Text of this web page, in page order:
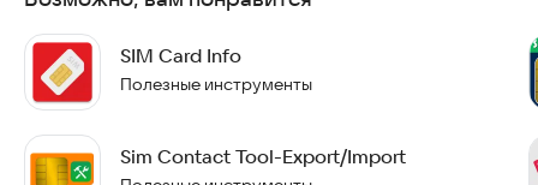
SIM Card Info
Полезные инструменты
Sim Contact Tool-Export/Import